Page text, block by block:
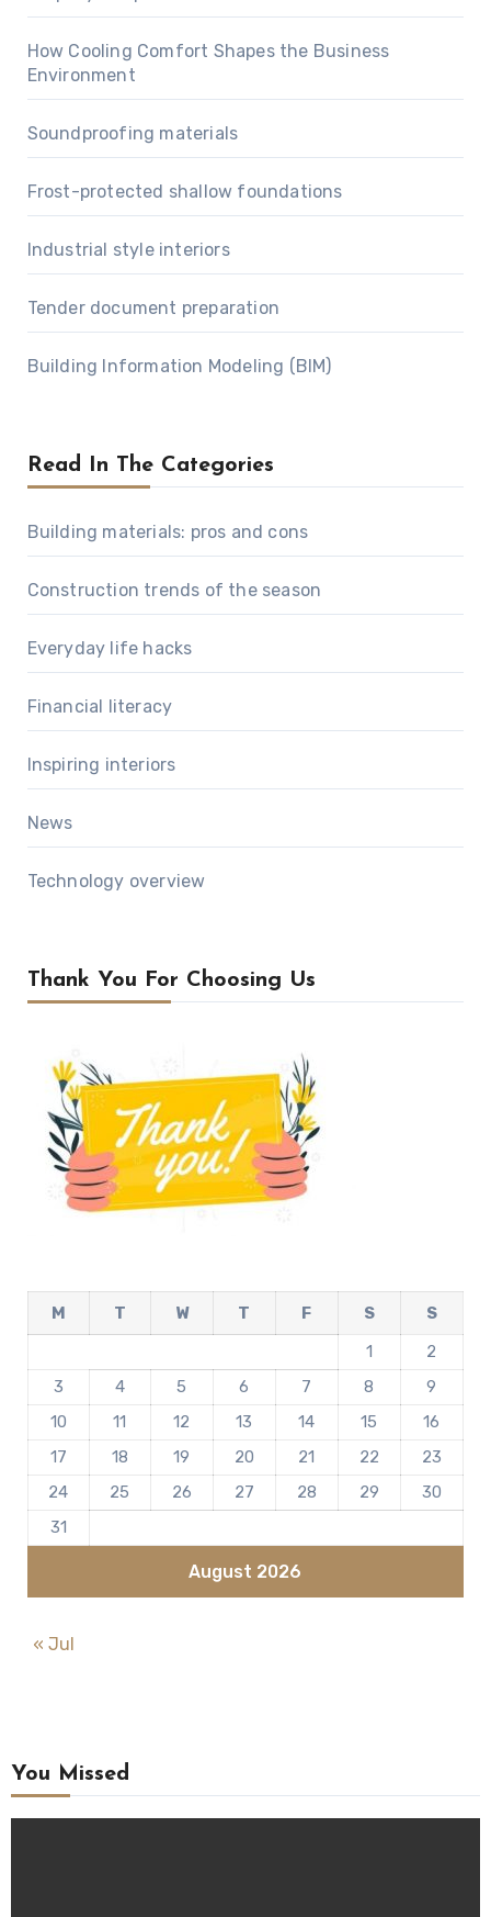
How Cooling Comfort Shapes the Business
Environment
Soundproofing materials
Frost-protected shallow foundations
Industrial style interiors
Tender document preparation
Building Information Modeling (BIM)
Read In The Categories
Building materials: pros and cons
Construction trends of the season
Everyday life hacks
Financial literacy
Inspiring interiors
News
Technology overview
Thank You For Choosing Us
August 2026
M T W T F S
S
1
2
3
4 5 6 7 8
9
10
11 12 13 14 15
16
17
18 19 20 21 22
23
24
25 26 27 28 29
30
31
« Jul
You Missed